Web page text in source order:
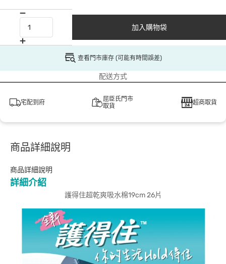
加入購物袋
查看門市庫存 (可能有時間誤差)
配送方式
宅配到府
屈臣氏門市
取貨
超商取貨
商品詳細說明
商品詳細說明
詳細介紹
護得住超乾爽吸水棉19cm 26片